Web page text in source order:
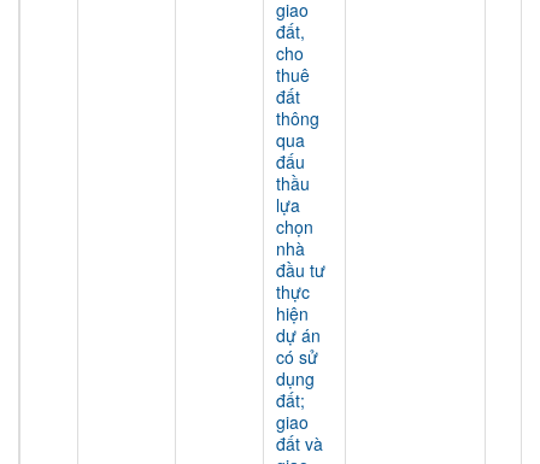
giao
đất,
cho
thuê
đất
thông
qua
đấu
thầu
lựa
chọn
nhà
đầu tư
thực
hiện
dự án
có sử
dụng
đất;
giao
đất và